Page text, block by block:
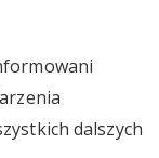
dalszych